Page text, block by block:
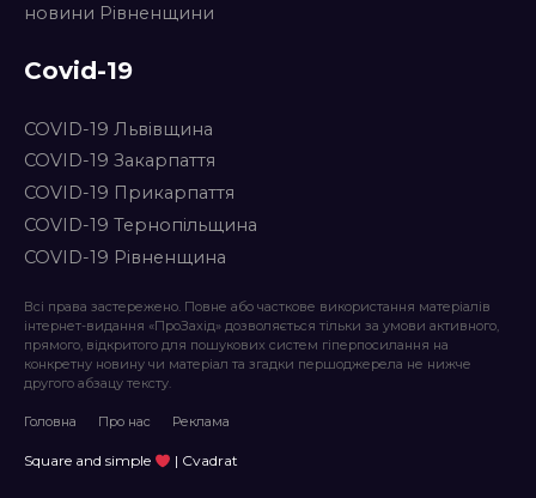
новини Рівненщини
Covid-19
COVID-19 Львівщина
COVID-19 Закарпаття
COVID-19 Прикарпаття
COVID-19 Тернопільщина
COVID-19 Рівненщина
Всі права застережено. Повне або часткове використання матеріалів
інтернет-видання «ПроЗахід» дозволяється тільки за умови активного,
прямого, відкритого для пошукових систем гіперпосилання на
конкретну новину чи матеріал та згадки першоджерела не нижче
другого абзацу тексту.
Головна Про нас Реклама
Square and simple | Cvadrat